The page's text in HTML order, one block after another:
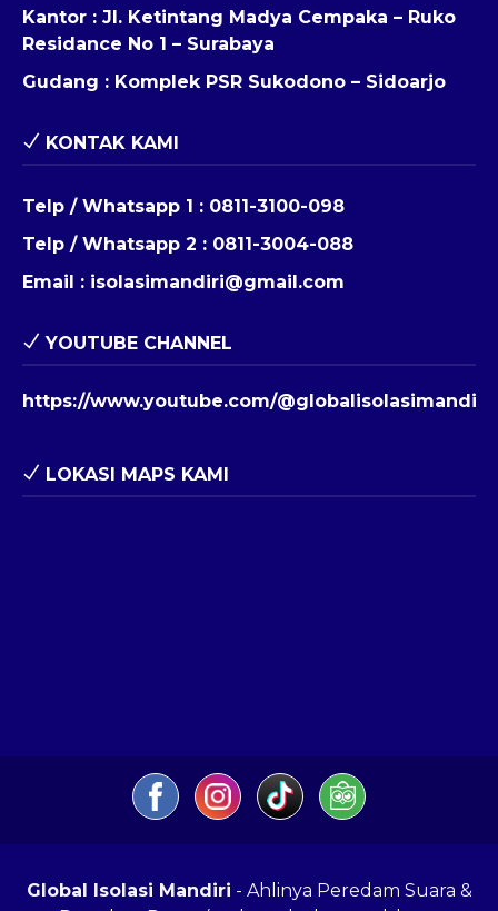
Kantor : Jl. Ketintang Madya Cempaka – Ruko
Residance No 1 – Surabaya
Gudang : Komplek PSR Sukodono – Sidoarjo
KONTAK KAMI
Telp / Whatsapp 1 : 0811-3100-098
Telp / Whatsapp 2 : 0811-3004-088
Email : isolasimandiri@gmail.com
YOUTUBE CHANNEL
https://www.youtube.com/@globalisolasimandiri
LOKASI MAPS KAMI
Global Isolasi Mandiri - Ahlinya Peredam Suara &